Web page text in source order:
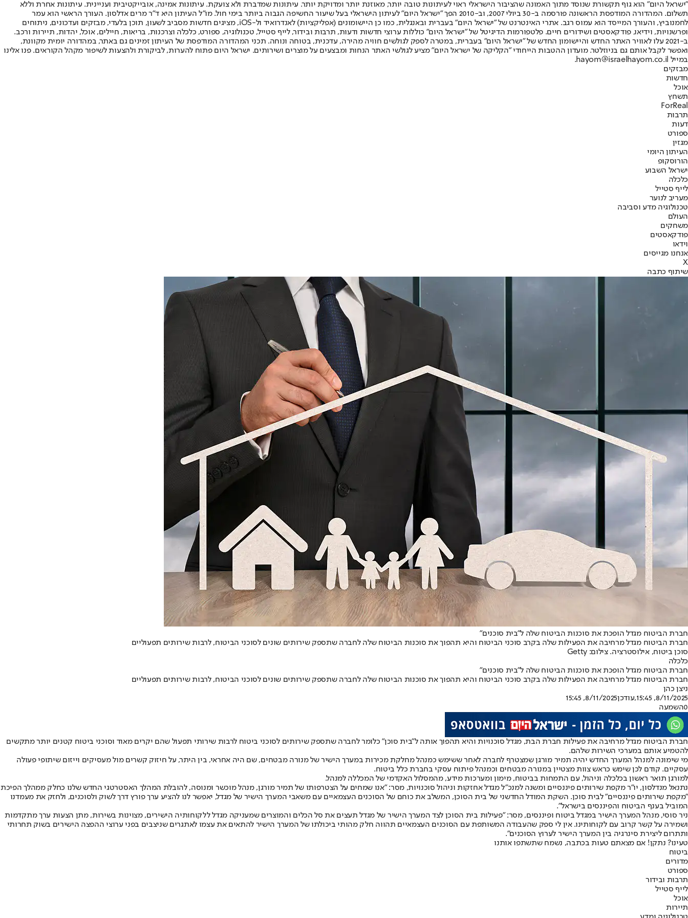
"ישראל היום" הוא גוף תקשורת שנוסד מתוך האמונה שהציבור הישראלי ראוי לעיתונות טובה יותר, מאוזנת יותר ומדויקת יותר. עיתונות שמדברת ולא צועקת. עיתונות אמינה, אובייקטיבית ועניינית. עיתונות אחרת וללא
תשלום. המהדורה המודפסת הראשונה פורסמה ב-30 ביולי 2007, וב-2010 הפך "ישראל היום" לעיתון הישראלי בעל שיעור החשיפה הגבוה ביותר בימי חול. מו"ל העיתון היא ד"ר מרים אדלסון. העורך הראשי הוא עמר
לחמנוביץ, והעורך המייסד הוא עמוס רגב. אתרי האינטרנט של "ישראל היום" בעברית ובאנגלית, כמו כן היישומונים (אפליקציות) לאנדרואיד ול-iOS, מציגים חדשות מסביב לשעון, תוכן בלעדי, מבזקים ועדכונים, ניתוחים
ופרשנויות, וידיאו, פודקאסטים ושידורים חיים. פלטפורמות הדיגיטל של "ישראל היום" כוללות ערוצי חדשות ודעות, תרבות ובידור, לייף סטייל, טכנולוגיה, ספורט, כלכלה וצרכנות, בריאות, חיילים, אוכל, יהדות, תיירות ורכב.
ב-2021 עלו לאוויר האתר החדש והיישומון החדש של "ישראל היום" בעברית, במטרה לספק לגולשים חוויה מהירה, עדכנית, בטוחה ונוחה. תכני המהדורה המודפסת של העיתון זמינים גם באתר, במהדורה יומית מקוונת,
ואפשר לקבל אותם גם בניוזלטר. מועדון ההטבות הייחודי "הקליקה של ישראל היום" מציע לגולשי האתר הנחות ומבצעים על מוצרים ושירותים. ישראל היום פתוח להערות, לביקורת ולהצעות לשיפור מקהל הקוראים. פנו אלינו
במייל hayom@israelhayom.co.il.
מבזקים
חדשות
אוכל
תשחץ
ForReal
תרבות
דעות
ספורט
מגזין
העיתון היומי
הורוסקופ
ישראל השבוע
כלכלה
לייף סטייל
מעריב לנוער
טכנולוגיה מדע וסביבה
העולם
משחקים
פודקאסטים
וידאו
אנחנו מגייסים
X
שיתוף כתבה
חברת הביטוח מגדל הופכת את סוכנות הביטוח שלה ל"בית סוכנים"
חברת הביטוח מגדל מרחיבה את הפעילות שלה בקרב סוכני הביטוח והיא תהפוך את סוכנות הביטוח שלה לחברה שתספק שירותים שונים לסוכני הביטוח, לרבות שירותים תפעוליים
סוכן ביטוח, אילוסטרציה. צילום: Getty
כלכלה
חברת הביטוח מגדל הופכת את סוכנות הביטוח שלה ל"בית סוכנים"
חברת הביטוח מגדל מרחיבה את הפעילות שלה בקרב סוכני הביטוח והיא תהפוך את סוכנות הביטוח שלה לחברה שתספק שירותים שונים לסוכני הביטוח, לרבות שירותים תפעוליים
ניצן כהן
8/11/2025, 15:45
,עודכן8/11/2025, 15:45
0השמעה
חברת הביטוח מגדל מרחיבה את פעילות חברת הבת, מגדל סוכנויות והיא תהפוך אותה ל"בית סוכן" כלומר לחברה שתספק שירותים לסוכני ביטוח לרבות שירותי תפעול שהם יקרים מאוד וסוכני ביטוח קטנים יותר מתקשים
להטמיע אותם במערכי השירות שלהם.
מי שימונה למנהל המערך החדש יהיה תמיר מורגן שמצטרף לחברה לאחר ששימש כמנהל מחלקת מכירות במערך הישיר של מנורה מבטחים, שם היה אחראי, בין היתר, על חיזוק קשרים מול מעסיקים וייזום שיתופי פעולה
עסקיים. קודם לכן שימש כראש צוות מצטיין במנורה מבטחים וכמנהל פיתוח עסקי בחברת כלל ביטוח.
למורגן תואר ראשון בכלכלה וניהול, עם התמחות בביטוח, מימון ומערכות מידע, מהמסלול האקדמי של המכללה למנהל.
נתנאל מנדלסון, יו"ר מקפת שירותים פיננסיים ומשנה למנכ"ל מגדל אחזקות וניהול סוכנויות, מסר: "אנו שמחים על הצטרפותו של תמיר מורגן, מנהל מוכשר ומנוסה, להובלת המהלך האסטרטגי החדש שלנו כחלק ממהלך הפיכת
"מקפת שירותים פיננסיים" לבית סוכן. השקת המודל החדשני של בית הסוכן, המשלב את כוחם של הסוכנים העצמאיים עם משאבי המערך הישיר של מגדל, יאפשר לנו להציע ערך פורץ דרך לשוק ולסוכנים, ולחזק את מעמדנו
המוביל בענף הביטוח והפיננסים בישראל".
ניר סוסי, מנהל המערך הישיר במגדל ביטוח ופיננסים, מסר: "פעילות בית הסוכן לצד המערך הישיר של מגדל תעצים את סל הכלים והמוצרים שמעניקה מגדל ללקוחותיה הישירים, מצוינות בשירות, מתן הצעות ערך מתקדמות
ושמירה על קשר קרוב עם לקוחותינו. אין לי ספק שהעבודה המשותפת עם הסוכנים העצמאיים תהווה חלק מהותי ביכולתו של המערך הישיר להתאים את עצמו לאתגרים שניצבים בפני ערוצי ההפצה הישירים בשוק תחרותי
ותתרום ליצירת סינרגיה בין המערך הישיר לערוץ הסוכנים".
טעינו? נתקן! אם מצאתם טעות בכתבה, נשמח שתשתפו אותנו
ביטוח
מדורים
ספורט
תרבות ובידור
לייף סטייל
אוכל
תיירות